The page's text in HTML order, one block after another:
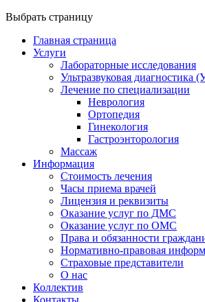
Выбрать страницу
Главная страница
Услуги
Лабораторные исследования
Ультразвуковая диагностика
Лечение по специализации
Неврология
Ортопедия
Гинекология
Гастроэнторология
Массаж
Информация
Стоимость лечения
Часы приема врачей
Лицензия и реквизиты
Оказание услуг по ДМС
Оказание услуг по ОМС
Права и обязанности
Нормативно-правовая
Страховые представители
О нас
Коллектив
Контакты